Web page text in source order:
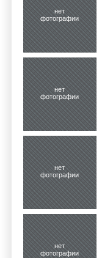
нет
фотографии
нет
фотографии
нет
фотографии
нет
фотографии